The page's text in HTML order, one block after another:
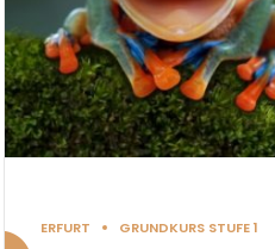
ERFURT GRUNDKURS STUFE 1
Die
Optionen
können
auf
gewählt